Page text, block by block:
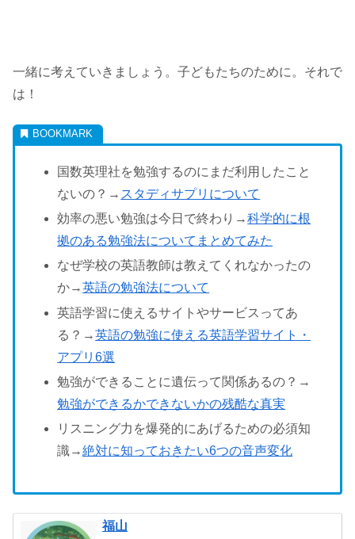
一緒に考えていきましょう。子どもたちのために。それで
は！
国数英理社を勉強するのにまだ利用したこと
ないの？→ スタディサプリについて
効率の悪い勉強は今日で終わり→科学的に根
拠のある勉強法についてまとめてみた
なぜ学校の英語教師は教えてくれなかったの
か→英語の勉強法について
英語学習に使えるサイトやサービスってあ
る？→英語の勉強に使える英語学習サイト・
アプリ6選
勉強ができることに遺伝って関係あるの？→
勉強ができるかできないかの残酷な真実
リスニング力を爆発的にあげるための必須知
識→絶対に知っておきたい6つの音声変化
福山